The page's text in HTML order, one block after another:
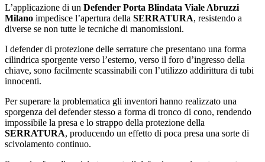
L’applicazione di un Defender Porta Blindata Viale Abruzzi
Milano impedisce l’apertura della SERRATURA, resistendo a
diverse se non tutte le tecniche di manomissioni.
I defender di protezione delle serrature che presentano una forma
cilindrica sporgente verso l’esterno, verso il foro d’ingresso della
chiave, sono facilmente scassinabili con l’utilizzo addirittura di tubi
innocenti.
Per superare la problematica gli inventori hanno realizzato una
sporgenza del defender stesso a forma di tronco di cono, rendendo
impossibile la presa e lo strappo della protezione della
SERRATURA, producendo un effetto di poca presa una sorte di
scivolamento continuo.